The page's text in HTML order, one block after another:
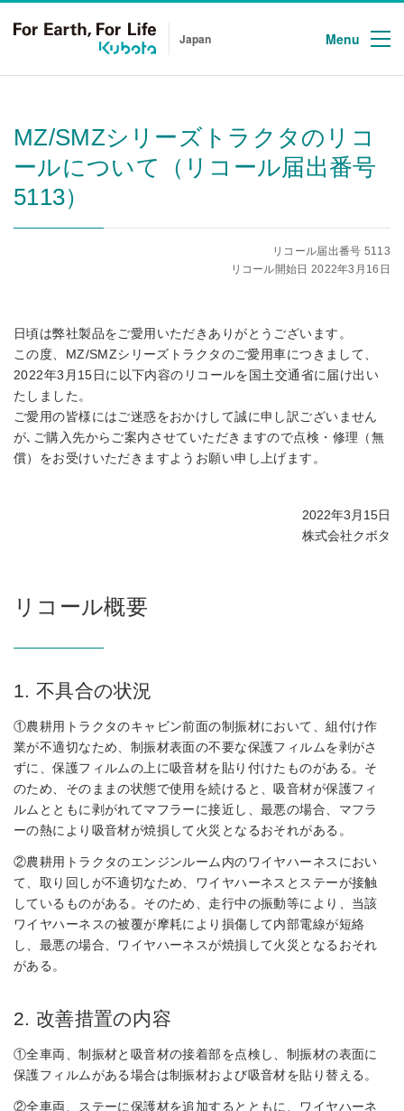
Japan Menu
MZ/SMZシリーズトラクタのリコ
ールについて（リコール届出番号
5113）
リコール届出番号 5113
リコール開始日 2022年3月16日
日頃は弊社製品をご愛用いただきありがとうございます。
この度、MZ/SMZシリーズトラクタのご愛用車につきまして、
2022年3月15日に以下内容のリコールを国土交通省に届け出い
たしました。
ご愛用の皆様にはご迷惑をおかけして誠に申し訳ございません
が､ご購入先からご案内させていただきますので点検・修理（無
償）をお受けいただきますようお願い申し上げます。
2022年3月15日
株式会社クボタ
リコール概要
1. 不具合の状況
①農耕用トラクタのキャビン前面の制振材において、組付け作
業が不適切なため、制振材表面の不要な保護フィルムを剥がさ
ずに、保護フィルムの上に吸音材を貼り付けたものがある。そ
のため、そのままの状態で使用を続けると、吸音材が保護フィ
ルムとともに剥がれてマフラーに接近し、最悪の場合、マフラ
ーの熱により吸音材が焼損して火災となるおそれがある。
②農耕用トラクタのエンジンルーム内のワイヤハーネスにおい
て、取り回しが不適切なため、ワイヤハーネスとステーが接触
しているものがある。そのため、走行中の振動等により、当該
ワイヤハーネスの被覆が摩耗により損傷して内部電線が短絡
し、最悪の場合、ワイヤハーネスが焼損して火災となるおそれ
がある。
2. 改善措置の内容
①全車両、制振材と吸音材の接着部を点検し、制振材の表面に
保護フィルムがある場合は制振材および吸音材を貼り替える。
②全車両、ステーに保護材を追加するとともに、ワイヤハーネ